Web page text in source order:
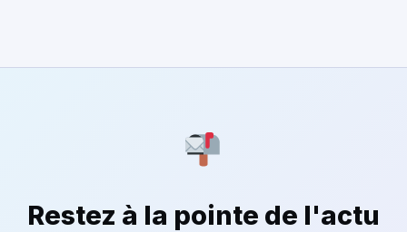
Restez à la pointe de l'actu